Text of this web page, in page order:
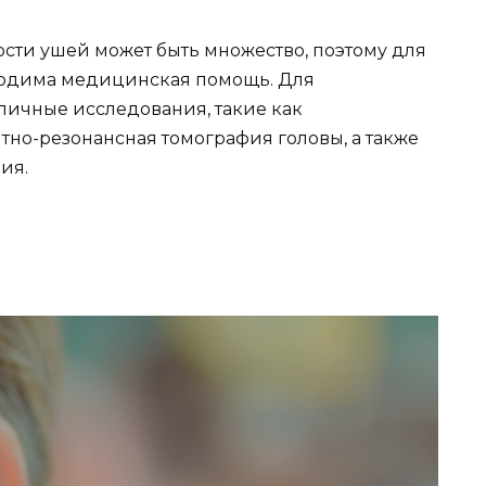
ушей может быть множество, поэтому для
медицинская помощь. Для
исследования, такие как
резонансная томография головы, а также